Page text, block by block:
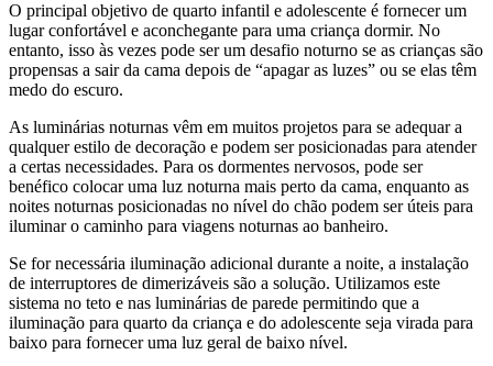
O principal objetivo de quarto infantil e adolescente é fornecer um
lugar confortável e aconchegante para uma criança dormir. No
entanto, isso às vezes pode ser um desafio noturno se as crianças são
propensas a sair da cama depois de “apagar as luzes” ou se elas têm
medo do escuro.
As luminárias noturnas vêm em muitos projetos para se adequar a
qualquer estilo de decoração e podem ser posicionadas para atender
a certas necessidades. Para os dormentes nervosos, pode ser
benéfico colocar uma luz noturna mais perto da cama, enquanto as
noites noturnas posicionadas no nível do chão podem ser úteis para
iluminar o caminho para viagens noturnas ao banheiro.
Se for necessária iluminação adicional durante a noite, a instalação
de interruptores de dimerizáveis são a solução. Utilizamos este
sistema no teto e nas luminárias de parede permitindo que a
iluminação para quarto da criança e do adolescente seja virada para
baixo para fornecer uma luz geral de baixo nível.